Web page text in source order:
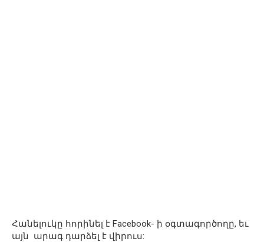
Հանելուկը հորինել է Facebook- ի օգտագործողը, եւ
այն արագ դարձել է վիրուս: